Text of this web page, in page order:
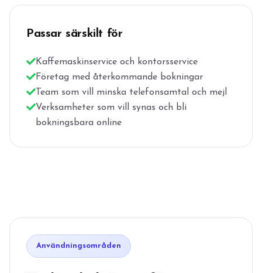
Passar särskilt för
Kaffemaskinservice och kontorsservice
Företag med återkommande bokningar
Team som vill minska telefonsamtal och mejl
Verksamheter som vill synas och bli
bokningsbara online
Användningsområden